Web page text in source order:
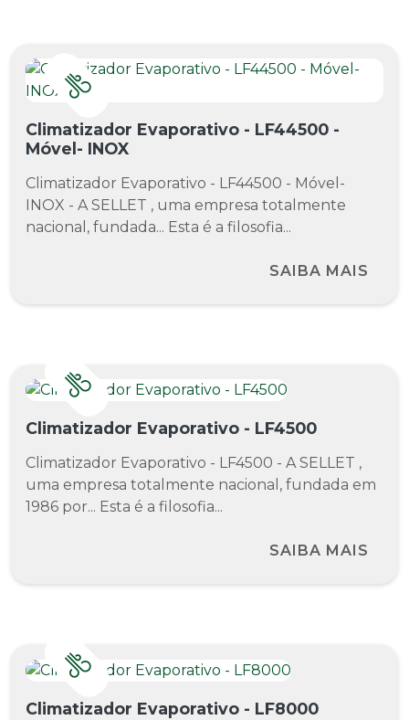
Climatizador Evaporativo - LF44500 -
Móvel- INOX
Climatizador Evaporativo - LF44500 - Móvel-
INOX - A SELLET , uma empresa totalmente
nacional, fundada... Esta é a filosofia...
SAIBA MAIS
Climatizador Evaporativo - LF4500
Climatizador Evaporativo - LF4500 - A SELLET ,
uma empresa totalmente nacional, fundada em
1986 por... Esta é a filosofia...
SAIBA MAIS
Climatizador Evaporativo - LF8000